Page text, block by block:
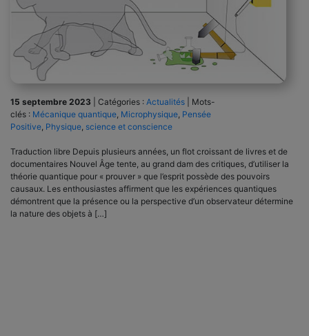
15 septembre 2023 Catégories : Actualités
Mots-
clés : Mécanique quantique, Microphysique, Pensée
Positive, Physique, science et conscience
Traduction libre Depuis plusieurs années, un flot croissant de livres et de
documentaires Nouvel Âge tente, au grand dam des critiques, d’utiliser la
théorie quantique pour « prouver » que l’esprit possède des pouvoirs
causaux. Les enthousiastes affirment que les expériences quantiques
démontrent que la présence ou la perspective d’un observateur détermine
la nature des objets à […]